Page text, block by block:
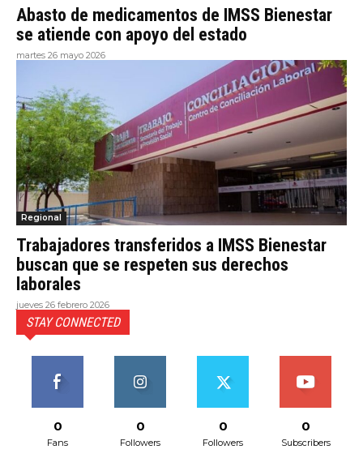
Abasto de medicamentos de IMSS Bienestar
se atiende con apoyo del estado
martes 26 mayo 2026
Regional
Trabajadores transferidos a IMSS Bienestar
buscan que se respeten sus derechos
laborales
jueves 26 febrero 2026
STAY CONNECTED
0
Fans
0
Followers
0
Followers
0
Subscribers